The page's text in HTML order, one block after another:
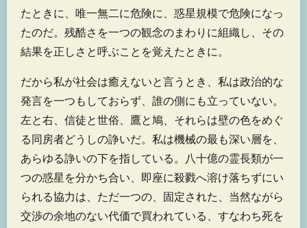
たときに、唯一無二に危険に、惑星規模で危険になっ
たのだ。残酷さを一つの観念のまわりに組織し、その
結果を正しさと呼ぶことを覚えたときに。
だから私が社会は癒えないと言うとき、私は政治的な
発言を一つもしておらず、誰の側にも立っていない。
左と右、信徒と世俗、鷹と鳩、それらは壁の色をめぐ
る同房者どうしの諍いだ。私は機械の最も深い層を、
あらゆる諍いの下を指している。八十億の霊長類が一
つの惑星を分かち合い、即座に殺戮へ溶け落ちずにい
られる協力は、ただ一つの、固定された、当然ながら
交渉の余地のない代価で買われている、すなわち死を